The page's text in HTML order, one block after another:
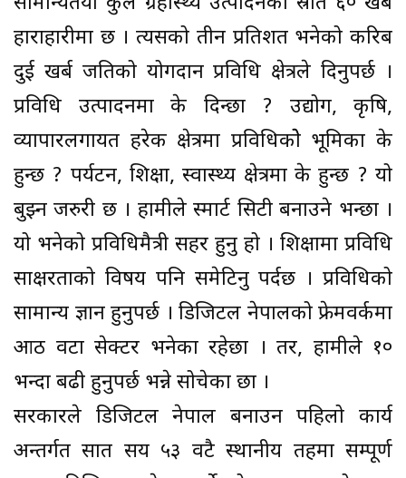
हाराहारीमा छ । त्यसको तीन प्रतिशत भनेको करिब
दुई खर्ब जतिको योगदान प्रविधि क्षेत्रले दिनुपर्छ ।
प्रविधि उत्पादनमा के दिन्छौँ ? उद्योग, कृषि,
व्यापारलगायत हरेक क्षेत्रमा प्रविधिकोे भूमिका के
हुन्छ ? पर्यटन, शिक्षा, स्वास्थ्य क्षेत्रमा के हुन्छ ? यो
बुझ्न जरुरी छ । हामीले स्मार्ट सिटी बनाउने भन्छौँ ।
यो भनेको प्रविधिमैत्री सहर हुनु हो । शिक्षामा प्रविधि
साक्षरताको विषय पनि समेटिनु पर्दछ । प्रविधिको
सामान्य ज्ञान हुनुपर्छ । डिजिटल नेपालको फ्रेमवर्कमा
आठ वटा सेक्टर भनेका रहेछौँ । तर, हामीले १०
भन्दा बढी हुनुपर्छ भन्ने सोचेका छौँ ।
सरकारले डिजिटल नेपाल बनाउन पहिलो कार्य
अन्तर्गत सात सय ५३ वटै स्थानीय तहमा सम्पूर्ण